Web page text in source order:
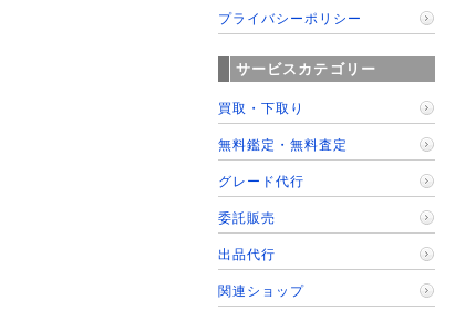
プライバシーポリシー
サービスカテゴリー
買取・下取り
無料鑑定・無料査定
グレード代行
委託販売
出品代行
関連ショップ